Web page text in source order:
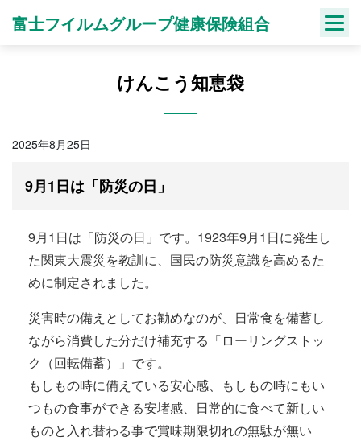
富士フイルムグループ健康保険組合
けんこう知恵袋
2025年8月25日
9月1日は「防災の日」
9月1日は「防災の日」です。1923年9月1日に発生し
た関東大震災を教訓に、国民の防災意識を高めるた
めに制定されました。
災害時の備えとしてお勧めなのが、日常食を備蓄し
ながら消費した分だけ補充する「ローリングストッ
ク（回転備蓄）」です。
もしもの時に備えている安心感、もしもの時にもい
つもの食事ができる安堵感、日常的に食べて新しい
ものと入れ替わる事で賞味期限切れの無駄が無い